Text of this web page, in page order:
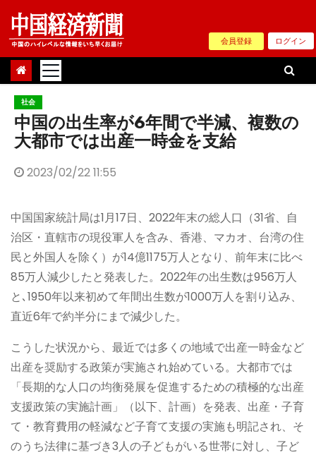
Skip
content
会員登録 ログイン
社会
中国の出生率が6年間で半減、複数の
大都市では出産一時金を支給
2023/02/22 11:55
中国国家統計局は1月17日、2022年末の総人口（31省、自
治区・直轄市の現役軍人を含み、香港、マカオ、台湾の住
民と外国人を除く）が14億1175万人となり、前年末に比べ
85万人減少したと発表した。2022年の出生数は956万人
と､1950年以来初めて年間出生数が1000万人を割り込み、
直近6年で約半分にまで減少した。
こうした状況から、最近では多くの地域で出産一時金など
出産を奨励する政策が実施され始めている。大都市では
「長期的な人口の均衡発展を促進するための積極的な出産
支援政策の実施計画」（以下、計画）を発表、出産・子育
て・教育費用の軽減など子育て支援の実施も明記され、そ
のうち法律に基づき3人の子どもがいる世帯に対し、子ど